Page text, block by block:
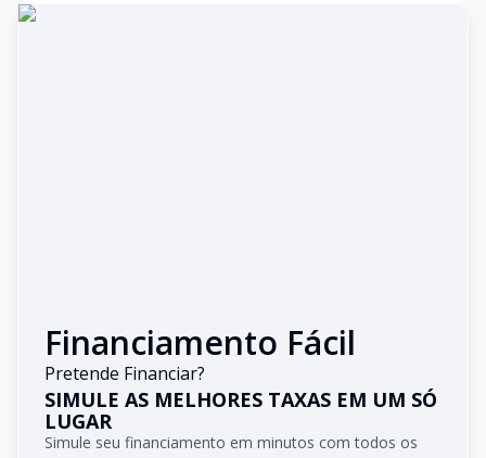
Financiamento Fácil
Pretende Financiar?
SIMULE AS MELHORES TAXAS EM UM SÓ
LUGAR
Simule seu financiamento em minutos com todos os